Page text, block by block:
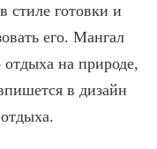
стиле готовки и
его. Мангал
отдыха на природе,
в дизайн